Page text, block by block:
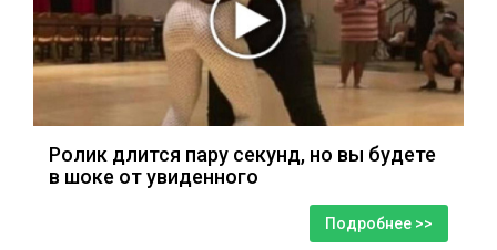
Ролик длится пару секунд, но вы будете
в шоке от увиденного
Подробнее >>